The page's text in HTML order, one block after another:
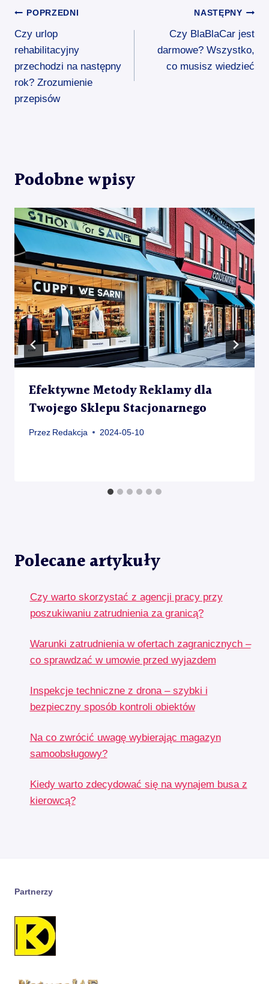
Nawigacja
wpisu
POPRZEDNI
Czy urlop
rehabilitacyjny
przechodzi na następny
rok? Zrozumienie
przepisów
NASTĘPNY
Czy BlaBlaCar jest
darmowe? Wszystko,
co musisz wiedzieć
Podobne wpisy
Efektywne Metody Reklamy dla
Twojego Sklepu Stacjonarnego
Przez Redakcja 2024-05-10
Polecane artykuły
Czy warto skorzystać z agencji pracy przy
poszukiwaniu zatrudnienia za granicą?
Warunki zatrudnienia w ofertach zagranicznych –
co sprawdzać w umowie przed wyjazdem
Inspekcje techniczne z drona – szybki i
bezpieczny sposób kontroli obiektów
Na co zwrócić uwagę wybierając magazyn
samoobsługowy?
Kiedy warto zdecydować się na wynajem busa z
kierowcą?
Partnerzy